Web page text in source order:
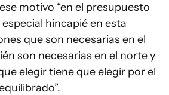
motivo “en el presupuesto
hincapié en esta
que son necesarias en el
son necesarias en el norte y
elegir tiene que elegir por el